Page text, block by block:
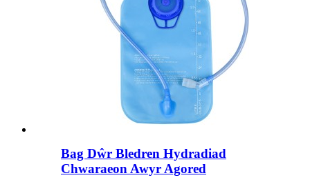
Bag Dŵr Bledren Hydradiad
Chwaraeon Awyr Agored